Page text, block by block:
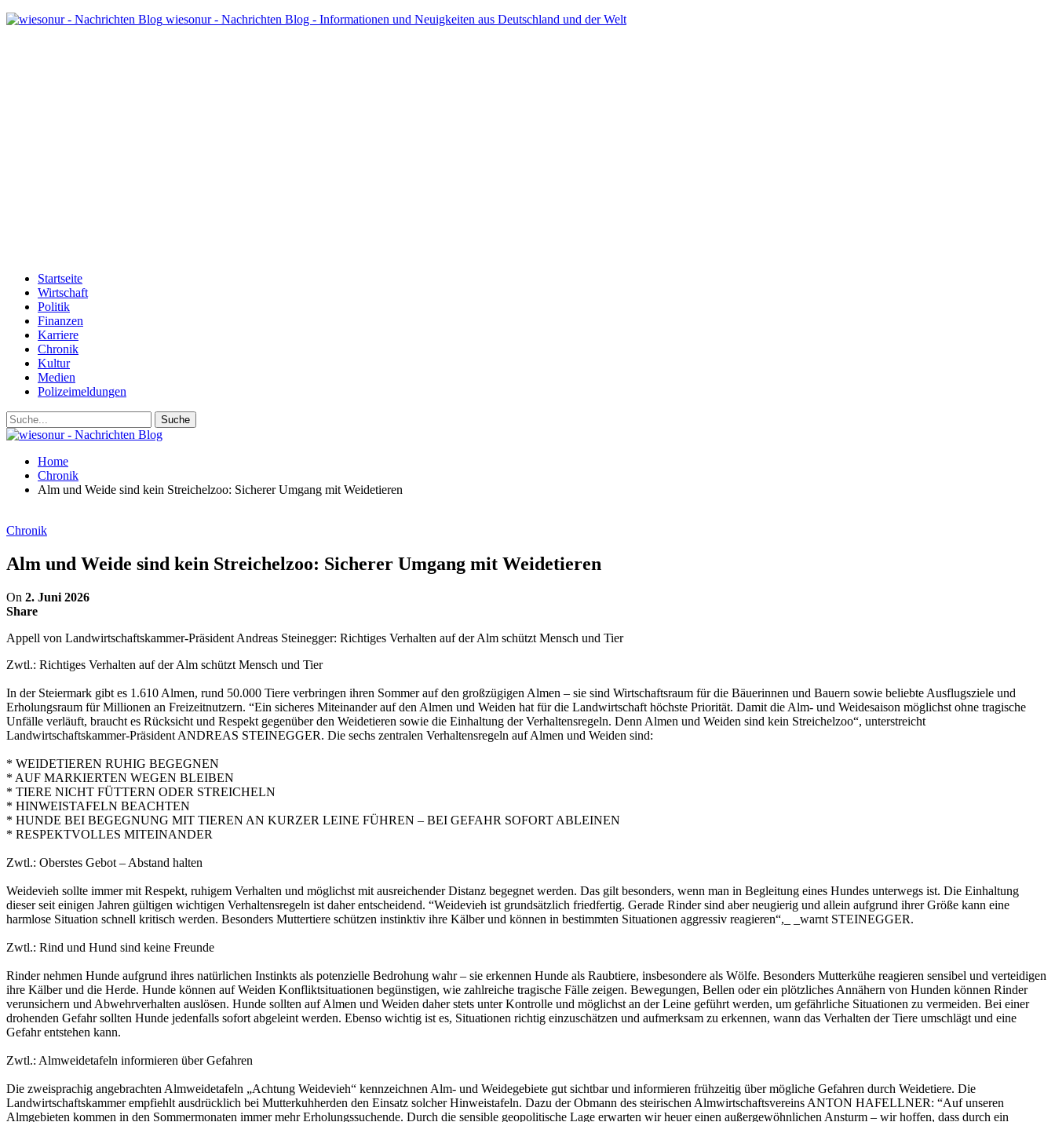
wiesonur - Nachrichten Blog - Informationen und Neuigkeiten aus Deutschland und der Welt
Startseite
Wirtschaft
Politik
Finanzen
Karriere
Chronik
Kultur
Medien
Polizeimeldungen
Home
Chronik
Alm und Weide sind kein Streichelzoo: Sicherer Umgang mit Weidetieren
Chronik
Alm und Weide sind kein Streichelzoo: Sicherer Umgang mit Weidetieren
On 2. Juni 2026
Share
Appell von Landwirtschaftskammer-Präsident Andreas Steinegger: Richtiges Verhalten auf der Alm schützt Mensch und Tier
Zwtl.: Richtiges Verhalten auf der Alm schützt Mensch und Tier
In der Steiermark gibt es 1.610 Almen, rund 50.000 Tiere verbringen ihren Sommer auf den großzügigen Almen – sie sind Wirtschaftsraum für die Bäuerinnen und Bauern sowie beliebte Ausflugsziele und
Erholungsraum für Millionen an Freizeitnutzern. “Ein sicheres Miteinander auf den Almen und Weiden hat für die Landwirtschaft höchste Priorität. Damit die Alm- und Weidesaison möglichst ohne tragische
Unfälle verläuft, braucht es Rücksicht und Respekt gegenüber den Weidetieren sowie die Einhaltung der Verhaltensregeln. Denn Almen und Weiden sind kein Streichelzoo“, unterstreicht
Landwirtschaftskammer-Präsident ANDREAS STEINEGGER. Die sechs zentralen Verhaltensregeln auf Almen und Weiden sind:
* WEIDETIEREN RUHIG BEGEGNEN
* AUF MARKIERTEN WEGEN BLEIBEN
* TIERE NICHT FÜTTERN ODER STREICHELN
* HINWEISTAFELN BEACHTEN
* HUNDE BEI BEGEGNUNG MIT TIEREN AN KURZER LEINE FÜHREN – BEI GEFAHR SOFORT ABLEINEN
* RESPEKTVOLLES MITEINANDER
Zwtl.: Oberstes Gebot – Abstand halten
Weidevieh sollte immer mit Respekt, ruhigem Verhalten und möglichst mit ausreichender Distanz begegnet werden. Das gilt besonders, wenn man in Begleitung eines Hundes unterwegs ist. Die Einhaltung
dieser seit einigen Jahren gültigen wichtigen Verhaltensregeln ist daher entscheidend. “Weidevieh ist grundsätzlich friedfertig. Gerade Rinder sind aber neugierig und allein aufgrund ihrer Größe kann eine
harmlose Situation schnell kritisch werden. Besonders Muttertiere schützen instinktiv ihre Kälber und können in bestimmten Situationen aggressiv reagieren“,_ _warnt STEINEGGER.
Zwtl.: Rind und Hund sind keine Freunde
Rinder nehmen Hunde aufgrund ihres natürlichen Instinkts als potenzielle Bedrohung wahr – sie erkennen Hunde als Raubtiere, insbesondere als Wölfe. Besonders Mutterkühe reagieren sensibel und verteidigen
ihre Kälber und die Herde. Hunde können auf Weiden Konfliktsituationen begünstigen, wie zahlreiche tragische Fälle zeigen. Bewegungen, Bellen oder ein plötzliches Annähern von Hunden können Rinder
verunsichern und Abwehrverhalten auslösen. Hunde sollten auf Almen und Weiden daher stets unter Kontrolle und möglichst an der Leine geführt werden, um gefährliche Situationen zu vermeiden. Bei einer
drohenden Gefahr sollten Hunde jedenfalls sofort abgeleint werden. Ebenso wichtig ist es, Situationen richtig einzuschätzen und aufmerksam zu erkennen, wann das Verhalten der Tiere umschlägt und eine
Gefahr entstehen kann.
Zwtl.: Almweidetafeln informieren über Gefahren
Die zweisprachig angebrachten Almweidetafeln „Achtung Weidevieh“ kennzeichnen Alm- und Weidegebiete gut sichtbar und informieren frühzeitig über mögliche Gefahren durch Weidetiere. Die
Landwirtschaftskammer empfiehlt ausdrücklich bei Mutterkuhherden den Einsatz solcher Hinweistafeln. Dazu der Obmann des steirischen Almwirtschaftsvereins ANTON HAFELLNER: “Auf unseren
Almgebieten kommen in den Sommermonaten immer mehr Erholungssuchende. Durch die sensible geopolitische Lage erwarten wir heuer einen außergewöhnlichen Ansturm – wir hoffen, dass durch ein